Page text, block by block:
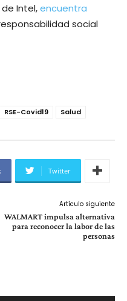
Intel,encuentra
social
RSE-Covid19 Salud
Twitter
Artículo siguiente
WALMART impulsa alternativa
para reconocer la labor de las
personas